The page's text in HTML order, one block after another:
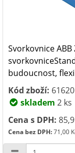
Svorkovnice
budoucnost,
Kód zboží: 61620
skladem 2 ks
Cena s DPH:
Cena bez DPH:71,00